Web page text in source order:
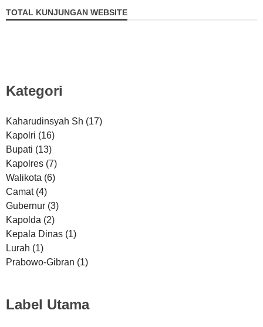
TOTAL KUNJUNGAN WEBSITE
Kategori
Kaharudinsyah Sh (17)
Kapolri (16)
Bupati (13)
Kapolres (7)
Walikota (6)
Camat (4)
Gubernur (3)
Kapolda (2)
Kepala Dinas (1)
Lurah (1)
Prabowo-Gibran (1)
Label Utama